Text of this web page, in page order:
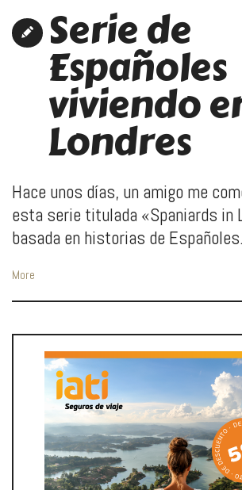
Serie de
Españoles
viviendo
Londres
Hace unos días, un amigo me
esta serie titulada «Spaniards in
basada en historias de
More